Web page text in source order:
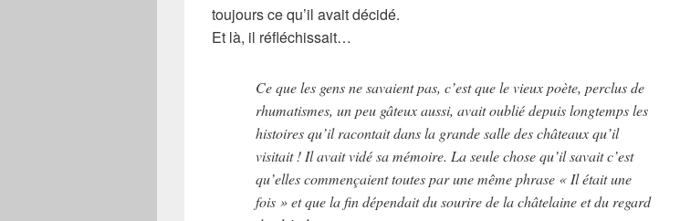
toujours ce qu’il avait décidé.
Et là, il réfléchissait…
Ce que les gens ne savaient pas, c’est que le vieux poète, perclus de
rhumatismes, un peu gâteux aussi, avait oublié depuis longtemps les
histoires qu’il racontait dans la grande salle des châteaux qu’il
visitait ! Il avait vidé sa mémoire. La seule chose qu’il savait c’est
qu’elles commençaient toutes par une même phrase « Il était une
fois » et que la fin dépendait du sourire de la châtelaine et du regard